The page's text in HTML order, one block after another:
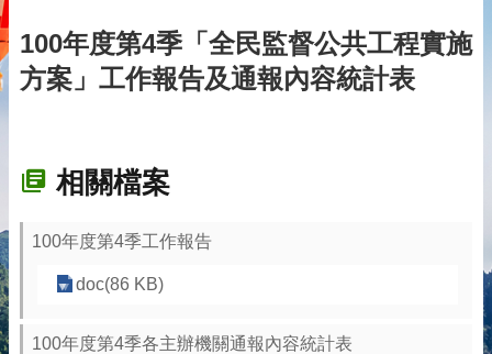
100年度第4季「全民監督公共工程實施
方案」工作報告及通報內容統計表
相關檔案
100年度第4季工作報告
doc(86 KB)
100年度第4季各主辦機關通報內容統計表